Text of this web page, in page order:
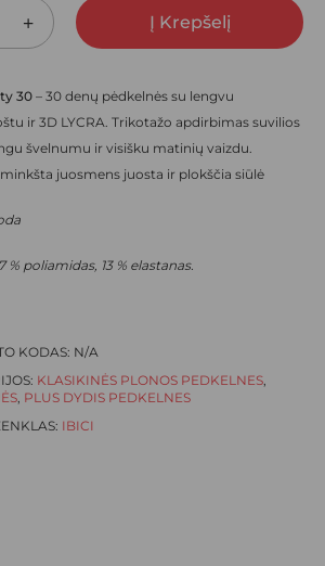
Į Krepšelį
30– 30 denų pėdkelnės su lengvu
ir 3D LYCRA. Trikotažo apdirbimas suvilios
švelnumu ir visišku matinių vaizdu.
juosmens juosta ir plokščia siūlė
% poliamidas, 13 % elastanas.
KODAS: N/A
KLASIKINĖS PLONOS PEDKELNES,
, PLUS DYDIS PEDKELNES
IBICI